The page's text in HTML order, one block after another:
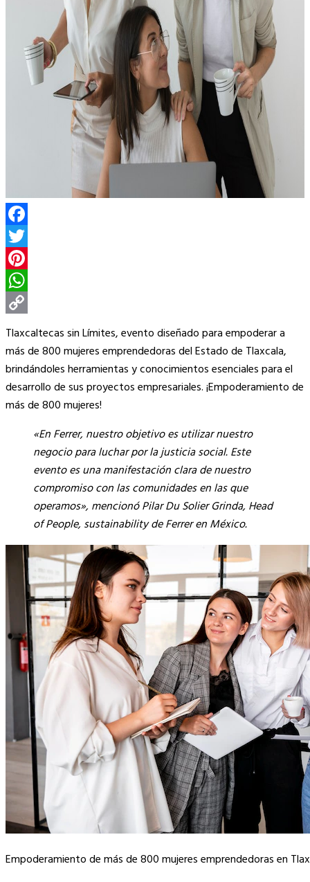
Facebook
Twitter
Pinterest
WhatsApp
Copy
Link
Tlaxcaltecas sin Límites, evento diseñado para empoderar a
más de 800 mujeres emprendedoras del Estado de Tlaxcala,
brindándoles herramientas y conocimientos esenciales para el
desarrollo de sus proyectos empresariales. ¡Empoderamiento de
más de 800 mujeres!
«En Ferrer, nuestro objetivo es utilizar nuestro
negocio para luchar por la justicia social. Este
evento es una manifestación clara de nuestro
compromiso con las comunidades en las que
operamos», mencionó Pilar Du Solier Grinda, Head
of People, sustainability de Ferrer en México.
Empoderamiento de más de 800 mujeres emprendedoras en